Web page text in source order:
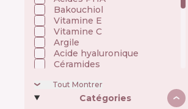
Bakouchiol
Vitamine E
Vitamine C
Argile
Acide hyaluronique
Céramides
Collagène
La Réglisse
Tout Montrer
Catégories